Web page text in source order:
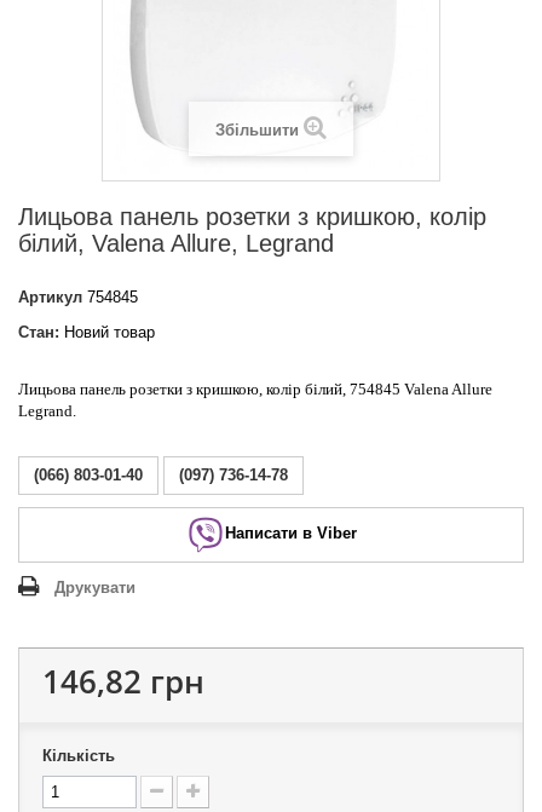
Збільшити
Лицьова панель розетки з кришкою, колір
білий, Valena Allure, Legrand
Артикул 754845
Стан: Новий товар
Лицьова панель розетки з кришкою, колір білий, 754845 Valena Allure
Legrand.
(066) 803-01-40 (097) 736-14-78
Написати в Viber
Друкувати
146,82 грн
Кількість